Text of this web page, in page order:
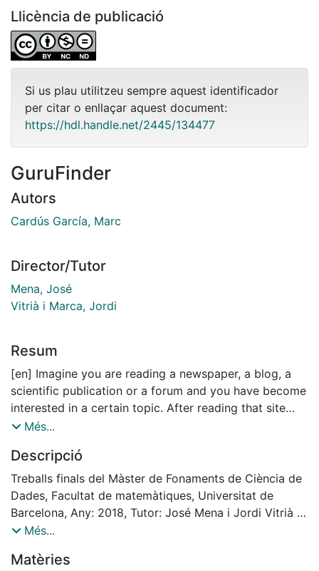
Llicència de publicació
Si us plau utilitzeu sempre aquest identificador
per citar o enllaçar aquest document:
https://hdl.handle.net/2445/134477
GuruFinder
Autors
Cardús García, Marc
Director/Tutor
Mena, José
Vitrià i Marca, Jordi
Resum
[en] Imagine you are reading a newspaper, a blog, a
scientific publication or a forum and you have become
interested in a certain topic. After reading that site
you may want to know more about it, so you click in a
users to follow experts on that topic. The concept
may be easy but the technology required underneath
implies the combination of different disciplines
including natural language processing, recommender
systems, text mining, knowledge management systems
explore state of the art techniques to build a
Més...
Descripció
Treballs finals del Màster de Fonaments de Ciència de
Dades, Facultat de matemàtiques, Universitat de
Barcelona, Any: 2018, Tutor: José Mena i Jordi Vitrià i
Marca
Més...
Matèries